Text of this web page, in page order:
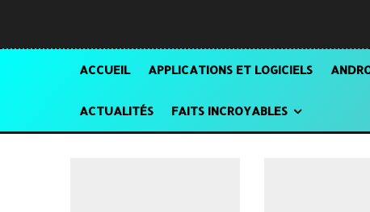
ACCUEIL APPLICATIONS ET LOGICIELS
ACTUALITÉS FAITS INCROYABLES